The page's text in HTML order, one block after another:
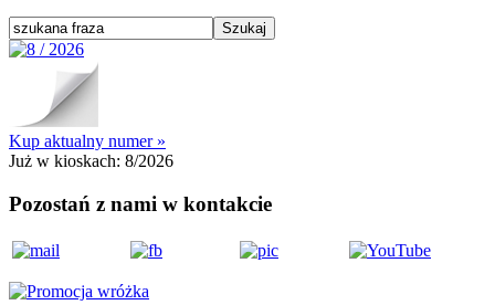
Kup aktualny numer »
Już w kioskach: 8/2026
Pozostań z nami w kontakcie